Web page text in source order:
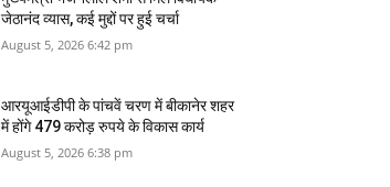
जेठानंद व्यास, कई मुद्दों पर हुई चर्चा
August 5, 2026 6:42 pm
आरयूआईडीपी के पांचवें चरण में बीकानेर शहर
में होंगे 479 करोड़ रुपये के विकास कार्य
August 5, 2026 6:38 pm